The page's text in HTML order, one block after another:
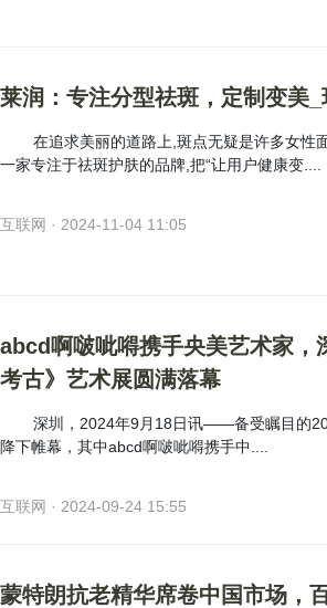
莱润：专注分型祛斑，定制变美_
在追求美丽的道路上,斑点无疑是许多女性
一家专注于祛斑护肤的品牌,把“让用户健康变....
互联网 · 2024-11-04 11:05
abcd啊啵呲嘚携手央美艺术家，
考古》艺术展圆满落幕
深圳，2024年9月18日讯——备受瞩目的
降下帷幕，其中abcd啊啵呲嘚携手中....
互联网 · 2024-09-24 15:55
蒙特朗抗老精华席卷中国市场，